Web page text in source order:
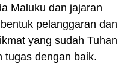
Maluku dan jajaran
pelanggaran dan
yang sudah Tuhan
tugas dengan baik.